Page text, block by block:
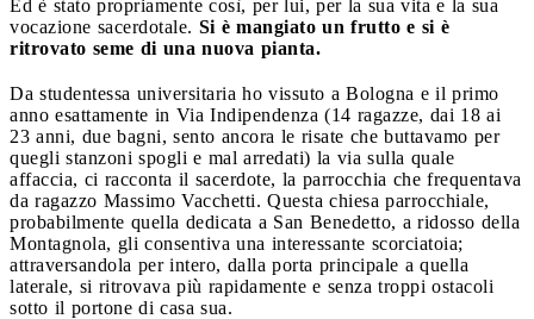
Ed è stato propriamente così, per lui, per la sua vita e la sua
vocazione sacerdotale. Si è mangiato un frutto e si è
ritrovato seme di una nuova pianta.
Da studentessa universitaria ho vissuto a Bologna e il primo
anno esattamente in Via Indipendenza (14 ragazze, dai 18 ai
23 anni, due bagni, sento ancora le risate che buttavamo per
quegli stanzoni spogli e mal arredati) la via sulla quale
affaccia, ci racconta il sacerdote, la parrocchia che frequentava
da ragazzo Massimo Vacchetti. Questa chiesa parrocchiale,
probabilmente quella dedicata a San Benedetto, a ridosso della
Montagnola, gli consentiva una interessante scorciatoia;
attraversandola per intero, dalla porta principale a quella
laterale, si ritrovava più rapidamente e senza troppi ostacoli
sotto il portone di casa sua.